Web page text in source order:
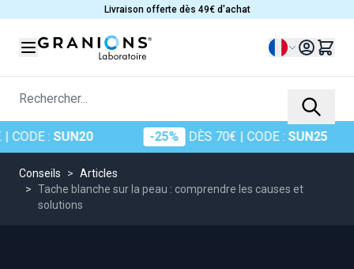
Livraison offerte dès 49€ d'achat
Langue
Rechercher...
:SUN20 DÈS 70€| CODE :SUN25
Conseils > Articles
> Tache blanche sur la peau : comprendre les causes et
solutions